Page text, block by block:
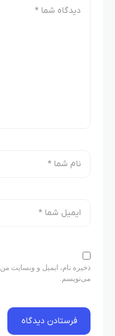
ذخیره نام، ایمیل و وبسایت
می‌نویسم.